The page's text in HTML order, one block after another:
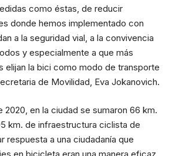
como éstas, de reducir
donde hemos implementado con
a la seguridad vial, a la convivencia
y especialmente a que más
elijan la bici como modo de transporte
de Movilidad, Eva Jokanovich.
2020, en la ciudad se sumaron 66 km.
km. de infraestructura ciclista de
respuesta a una ciudadanía que
en bicicleta eran una manera eficaz